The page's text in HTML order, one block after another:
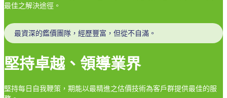
最佳之解決途徑。
最資深的鑑價團隊，經歷豐富，但從不自滿。
堅持卓越、領導業界
堅持每日自我鞭策，期能以最精進之估價技術為客戶群提供最佳的服